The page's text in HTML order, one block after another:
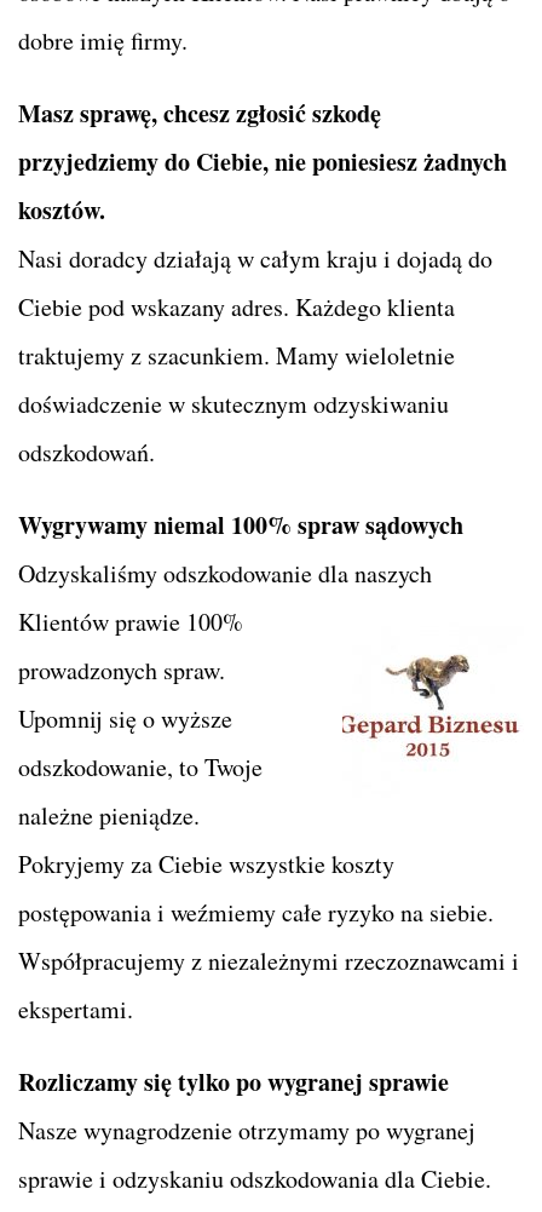
dobre imię firmy.
Masz sprawę, chcesz zgłosić szkodę
przyjedziemy do Ciebie, nie poniesiesz żadnych
kosztów.
Nasi doradcy działają w całym kraju i dojadą do
Ciebie pod wskazany adres. Każdego klienta
traktujemy z szacunkiem. Mamy wieloletnie
doświadczenie w skutecznym odzyskiwaniu
odszkodowań.
Wygrywamy niemal 100% spraw sądowych
Odzyskaliśmy odszkodowanie dla naszych
Klientów prawie 100%
prowadzonych spraw.
Upomnij się o wyższe
odszkodowanie, to Twoje
należne pieniądze.
Pokryjemy za Ciebie wszystkie koszty
postępowania i weźmiemy całe ryzyko na siebie.
Współpracujemy z niezależnymi rzeczoznawcami i
ekspertami.
Rozliczamy się tylko po wygranej sprawie
Nasze wynagrodzenie otrzymamy po wygranej
sprawie i odzyskaniu odszkodowania dla Ciebie.